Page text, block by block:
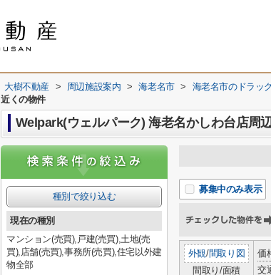
大樹不動産 > 周辺施設案内 > 海老名市 > 海老名市のドラッ
近くの物件
Welpark(ウェルパーク) 海老名かしわ台店周
募集中のみ表示
外観/間取り図
間取り/面積
価
交
種別で絞り込む
現在の種別
マンション(売買),戸建(売買),土地(売
買),店舗(売買),事務所(売買),住宅以外建
物全部